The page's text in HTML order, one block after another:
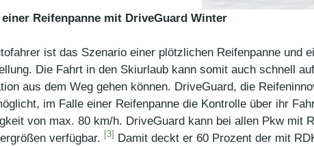
Reifenpanne mit DriveGuard Winter
ist das Szenario einer plötzlichen Reifenpanne und
Die Fahrt in den Skiurlaub kann somit auch schnell
aus dem Weg gehen können. DriveGuard, die
im Falle einer Reifenpanne die Kontrolle über ihr
von max. 80 km/h. DriveGuard kann bei allen Pkw mit
verfügbar. [3]
Damit deckt er 60 Prozent der mit